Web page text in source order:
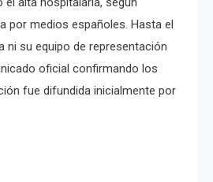
por medios españoles. Hasta el
ni su equipo de representación
oficial confirmando los
fue difundida inicialmente por